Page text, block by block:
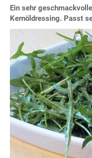
Ein sehr
Kernöldressing. Passt